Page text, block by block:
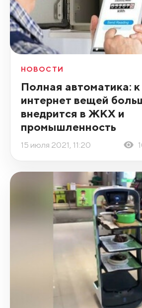
НОВОСТИ
Полная автоматика:
интернет вещей
внедрится в ЖКХ и
промышленность
15 июля 2021, 11:20